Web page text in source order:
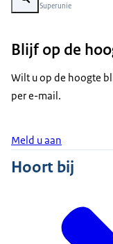
Beeld: © Superunie
Blijf op de
Wilt u op de hoogte
per e-mail.
Meld u aan
Hoort bij